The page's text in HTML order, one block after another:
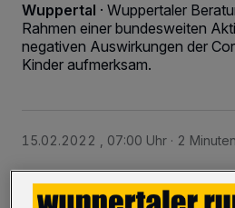
Wuppertal · Wuppertaler
Rahmen einer bundesweiten
negativen Auswirkungen der
Kinder aufmerksam.
15.02.2022 , 07:00 Uhr 2